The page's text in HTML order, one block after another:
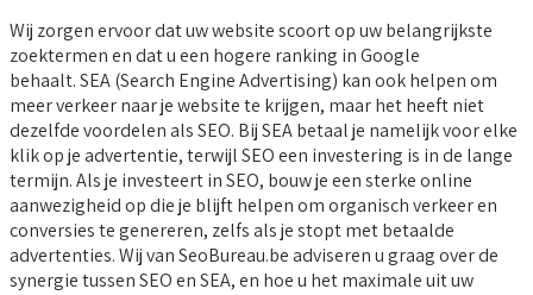
Wij zorgen ervoor dat uw website scoort op uw belangrijkste
zoektermen en dat u een hogere ranking in Google
behaalt. SEA (Search Engine Advertising) kan ook helpen om
meer verkeer naar je website te krijgen, maar het heeft niet
dezelfde voordelen als SEO. Bij SEA betaal je namelijk voor elke
klik op je advertentie, terwijl SEO een investering is in de lange
termijn. Als je investeert in SEO, bouw je een sterke online
aanwezigheid op die je blijft helpen om organisch verkeer en
conversies te genereren, zelfs als je stopt met betaalde
advertenties. Wij van SeoBureau.be adviseren u graag over de
synergie tussen SEO en SEA, en hoe u het maximale uit uw